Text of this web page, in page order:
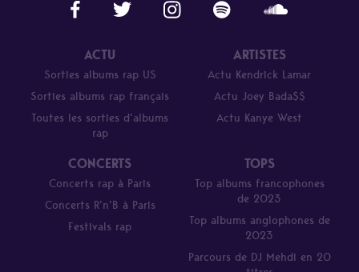
ACTU
Sorties albums rap US
Sorties albums rap français
Toutes les sorties d’albums
rap
ARTISTES
Actu Kendrick Lamar
Actu Joey Bada$$
Actu Kanye West
CONCERTS
Concerts rap à Paris
Concerts R’n’B à Paris
Festivals rap
TOPS
Top albums francophones
de 2023
Top albums anglophones de
2023
Parcours de DJ Mehdi en 20